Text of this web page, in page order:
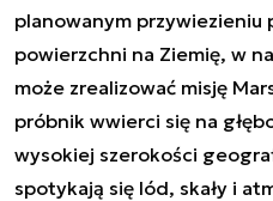
planowanym przywiezieniu
powierzchni na Ziemię, w
może zrealizować misję
próbnik wwierci się na
wysokiej szerokości
spotykają się lód, skały i